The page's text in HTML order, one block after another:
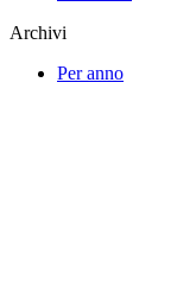
Archivi
Per anno